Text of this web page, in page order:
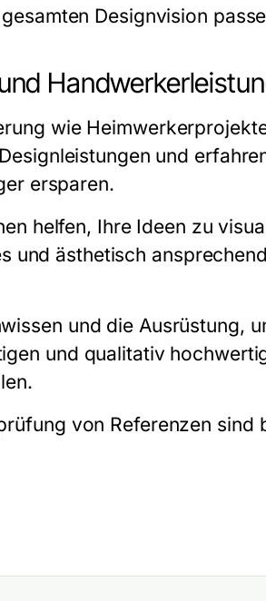
Designvision
wie
und
ersparen.
helfen, Ihre Ideen zu
und ästhetisch
und die Ausrüstung,
und qualitativ
von Referenzen sind